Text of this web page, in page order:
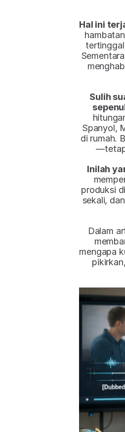
Hal ini
Sulih
Spanyol,
di rumah.
Inilah
produksi
sekali,
Dalam
mengapa